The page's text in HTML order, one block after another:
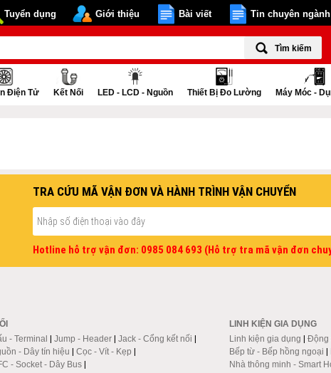
Tuyển dụng Giới thiệu Bài viết Tin chuyên ngành
Tìm kiếm
Điện Tử Kết Nối LED - LCD - Nguồn Thiết Bị Đo Lường Máy Móc -
TRA CỨU MÃ VẬN ĐƠN VÀ HÀNH TRÌNH VẬN CHUYỂN
Hotline hỗ trợ vận đơn: 0985 084 693 (Hỗ trợ tra mã vận đơn
- Terminal | Jump - Header| Jack - Cổng kết nối |
- Dây tín hiệu | Cọc - Vít - Kẹp |
- Socket - Dây Bus|
LINH KIỆN GIA DỤNG
Linh kiện gia dụng |Động
Bếp từ - Bếp hồng ngoại |
Nhà thông minh - Smart